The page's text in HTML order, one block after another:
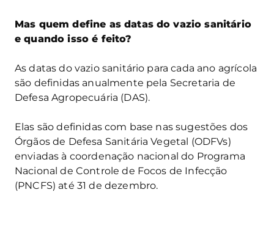
Mas quem define as datas do vazio sanitário
e quando isso é feito?
As datas do vazio sanitário para cada ano agrícola
são definidas anualmente pela Secretaria de
Defesa Agropecuária (DAS).
Elas são definidas com base nas sugestões dos
Órgãos de Defesa Sanitária Vegetal (ODFVs)
enviadas à coordenação nacional do Programa
Nacional de Controle de Focos de Infecção
(PNCFS) até 31 de dezembro.